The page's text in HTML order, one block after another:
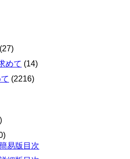
(27)
めて (14)
(2216)
易版目次